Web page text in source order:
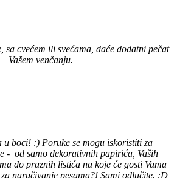
sa cvećem ili svećama, daće dodatni pečat
Vašem venčanju.
u boci! :) Poruke se mogu iskoristiti za
- od samo dekorativnih papirića, Vaših
do praznih listića na koje će gosti Vama
naručivanje pesama?! Sami odlučite. :D